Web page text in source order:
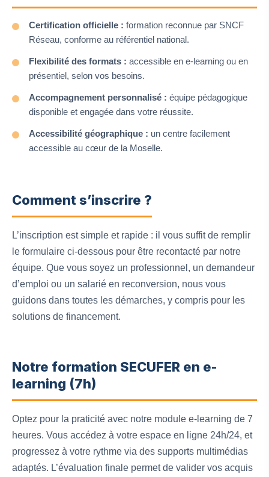
Certification officielle : formation reconnue par SNCF
Réseau, conforme au référentiel national.
Flexibilité des formats : accessible en e-learning ou en
présentiel, selon vos besoins.
Accompagnement personnalisé : équipe pédagogique
disponible et engagée dans votre réussite.
Accessibilité géographique : un centre facilement
accessible au cœur de la Moselle.
Comment s’inscrire ?
L’inscription est simple et rapide : il vous suffit de remplir
le formulaire ci-dessous pour être recontacté par notre
équipe. Que vous soyez un professionnel, un demandeur
d’emploi ou un salarié en reconversion, nous vous
guidons dans toutes les démarches, y compris pour les
solutions de financement.
Notre formation SECUFER en e-
learning (7h)
Optez pour la praticité avec notre module e-learning de 7
heures. Vous accédez à votre espace en ligne 24h/24, et
progressez à votre rythme via des supports multimédias
adaptés. L’évaluation finale permet de valider vos acquis